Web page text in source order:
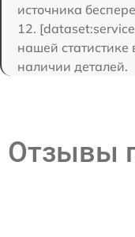
источника
12.
нашей
наличии деталей.
Отзывы